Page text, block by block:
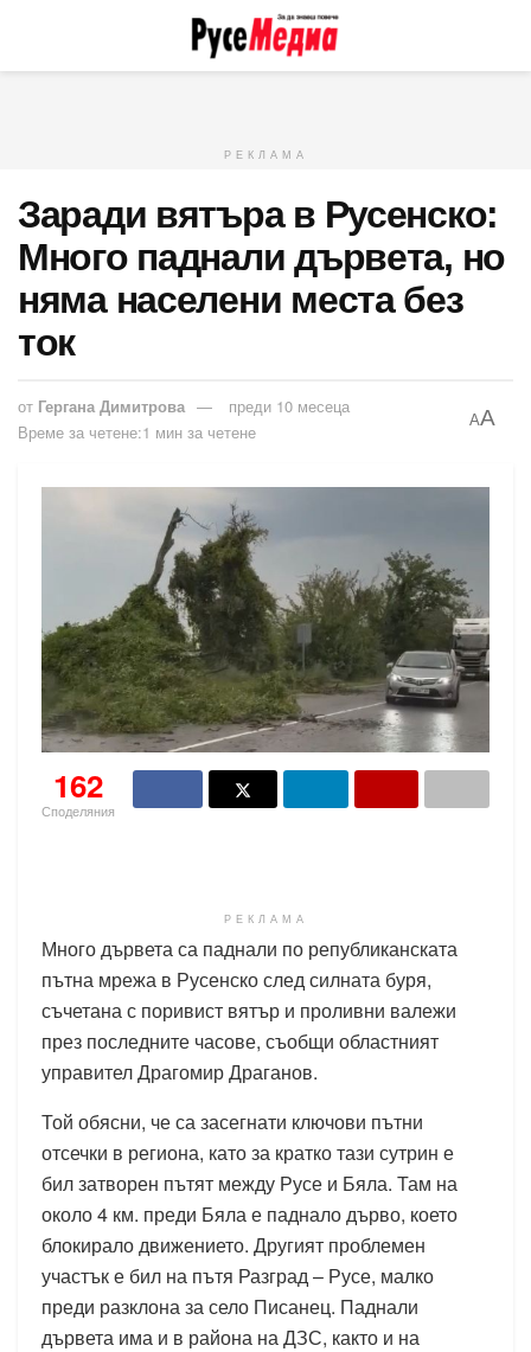
РЕКЛАМА
Заради вятъра в Русенско:
Много паднали дървета, но
няма населени места без
ток
от Гергана Димитрова
преди 10 месеца
Време за четене:1 мин за четене
AA
162
Споделяния
РЕКЛАМА
Много дървета са паднали по републиканската
пътна мрежа в Русенско след силната буря,
съчетана с поривист вятър и проливни валежи
през последните часове, съобщи областният
управител Драгомир Драганов.
Той обясни, че са засегнати ключови пътни
отсечки в региона, като за кратко тази сутрин е
бил затворен пътят между Русе и Бяла. Там на
около 4 км. преди Бяла е паднало дърво, което
блокирало движението. Другият проблемен
участък е бил на пътя Разград – Русе, малко
преди разклона за село Писанец. Паднали
дървета има и в района на ДЗС, както и на